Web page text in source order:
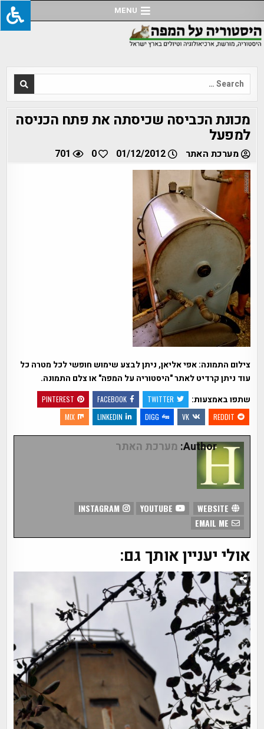
to
content
MENU
Search
for:
מכונת הכביסה שכיסתה את פתח הכניסה
למפעל
מערכת האתר 01/12/2012
0
701
צילום התמונה: אפי אליאן, ניתן לבצע שימוש חופשי לכל מטרה כל
עוד ניתן קרדיט לאתר "היסטוריה על המפה" או צלם התמונה.
שתפו באמצעות:
TWITTER
FACEBOOK
PINTEREST
REDDIT
VK
DIGG
LINKEDIN
MIX
Author: מערכת האתר
INSTAGRAM
אולי יעניין אותך גם: